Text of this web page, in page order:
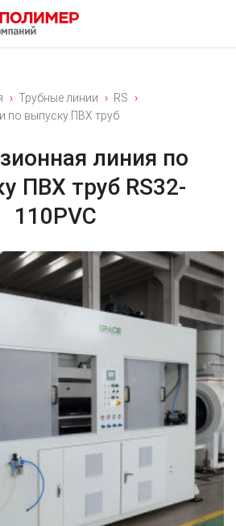
Трубные линии
RS
по выпуску ПВХ труб
линия по
ПВХ труб RS32-
110PVC